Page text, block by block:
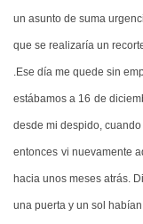
un asunto de suma
que se realizaría un
.Ese día me quede sin
estábamos a 16 de
desde mi despido, cuando
entonces vi nuevamente
hacia unos meses atrás.
una puerta y un sol